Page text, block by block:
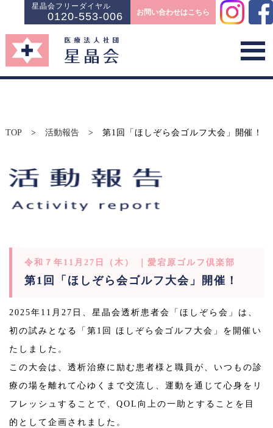
星晶会フリーダイヤル
0120-553-006 お問い合わせはこちら
TOP > 活動報告 > 第1回「ほしぞら会ゴルフ大会」開催！
令和７年11月27日（木） ｜愛宕原ゴルフ倶楽部
第1回「ほしぞら会ゴルフ大会」開催！
2025年11月27日、星晶会透析患者会「ほしぞら会」は、
初の試みとなる「第1回 ほしぞら会ゴルフ大会」を開催い
たしました。
この大会は、透析治療に励む患者様と職員が、いつもの診
療の場を離れて心ゆくまで交流し、運動を通じて心身をリ
フレッシュすることで、QOL向上の一助とすることを目
的として企画されました。